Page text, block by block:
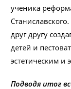
ученика
друг другу
детей и
эстетическим и
Подводя итог